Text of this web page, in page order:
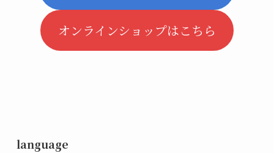
オンラインショップはこちら
language